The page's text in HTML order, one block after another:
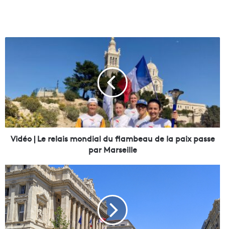
|
L
e
a
i
s
m
o
n
Vidéo | Le relais mondial du flambeau de la paix passe
par Marseille
L
e
P
h
a
r